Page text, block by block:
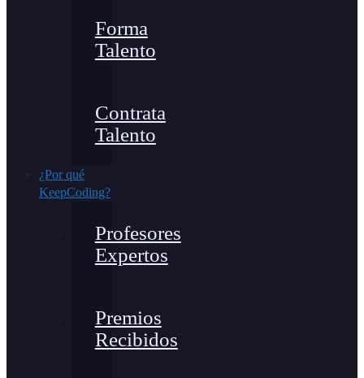
Forma
Talento
Contrata
Talento
¿Por qué
KeepCoding?
Profesores
Expertos
Premios
Recibidos